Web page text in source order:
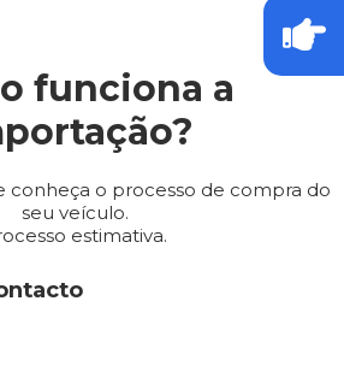
funciona a
conheça o processo de compra do
seu veículo.
estimativa.